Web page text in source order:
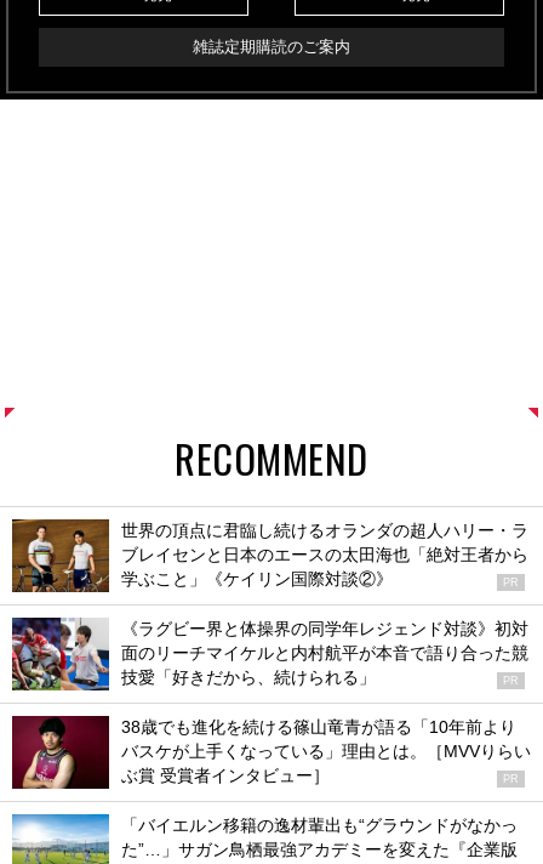
雑誌定期購読のご案内
RECOMMEND
世界の頂点に君臨し続けるオランダの超人ハリー・ラ
ブレイセンと日本のエースの太田海也「絶対王者から
学ぶこと」《ケイリン国際対談②》
PR
《ラグビー界と体操界の同学年レジェンド対談》初対
面のリーチマイケルと内村航平が本音で語り合った競
技愛「好きだから、続けられる」
PR
38歳でも進化を続ける篠山竜青が語る「10年前より
バスケが上手くなっている」理由とは。［MVVりらい
ぶ賞 受賞者インタビュー］
PR
「バイエルン移籍の逸材輩出も“グラウンドがなかっ
た”…」サガン鳥栖最強アカデミーを変えた『企業版